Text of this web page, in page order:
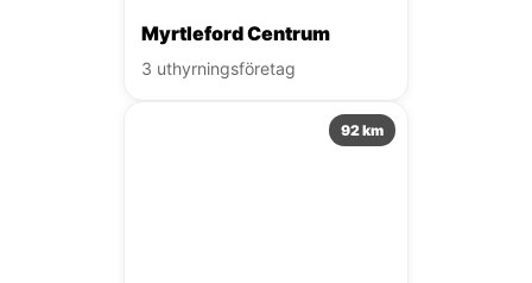
Myrtleford Centrum
3 uthyrningsföretag
92 km